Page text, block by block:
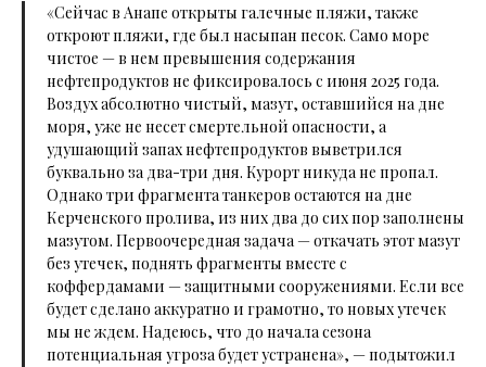
«Сейчас в Анапе открыты галечные пляжи, также
откроют пляжи, где был насыпан песок. Само море
чистое — в нем превышения содержания
нефтепродуктов не фиксировалось с июня 2025 года.
Воздух абсолютно чистый, мазут, оставшийся на дне
моря, уже не несет смертельной опасности, а
удушающий запах нефтепродуктов выветрился
буквально за два-три дня. Курорт никуда не пропал.
Однако три фрагмента танкеров остаются на дне
Керченского пролива, из них два до сих пор заполнены
мазутом. Первоочередная задача — откачать этот мазут
без утечек, поднять фрагменты вместе с
коффердамами — защитными сооружениями. Если все
будет сделано аккуратно и грамотно, то новых утечек
мы не ждем. Надеюсь, что до начала сезона
потенциальная угроза будет устранена», — подытожил